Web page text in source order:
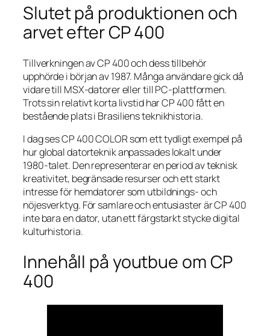
Slutet på produktionen och
arvet efter CP 400
Tillverkningen av CP 400 och dess tillbehör
upphörde i början av 1987. Många användare gick då
vidare till MSX-datorer eller till PC-plattformen.
Trots sin relativt korta livstid har CP 400 fått en
bestående plats i Brasiliens teknikhistoria.
I dag ses CP 400 COLOR som ett tydligt exempel på
hur global datorteknik anpassades lokalt under
1980-talet. Den representerar en period av teknisk
kreativitet, begränsade resurser och ett starkt
intresse för hemdatorer som utbildnings- och
nöjesverktyg. För samlare och entusiaster är CP 400
inte bara en dator, utan ett färgstarkt stycke digital
kulturhistoria.
Innehåll på youtbue om CP
400